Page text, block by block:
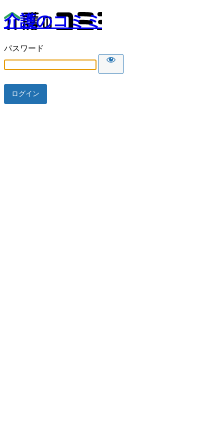
介護のコミミ
パスワード